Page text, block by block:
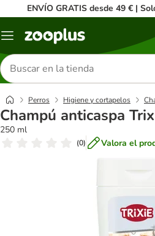
ENVÍO GRATIS desde 49 € |
Menú
Buscar
productos
Perros Higiene y cortapelos
Champú anticaspa
250 ml
(0) Valora el